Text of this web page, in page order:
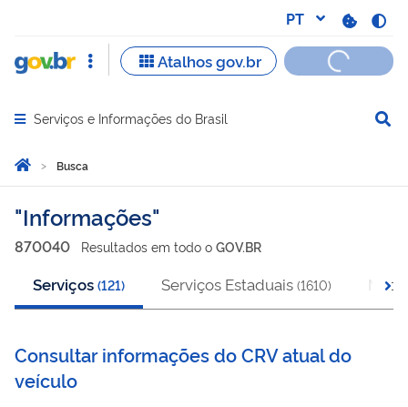
Abrir menu principal de navegação
Serviços e Informações do Brasil
Você está aqui:
Página Inicial
Busca
Busca
Informações
870040 Resultados em todo o GOV.BR
Serviços (121) Serviços Estaduais (1610)
Consultar informações do CRV atual do
veículo